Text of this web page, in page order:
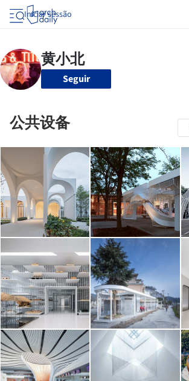
Iniciar sessão
Seguir
公共设备